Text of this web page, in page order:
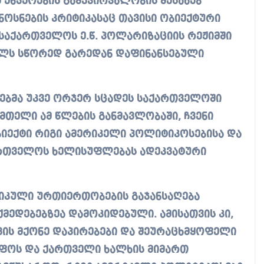
კრიტიკასაც თავისი ობიექტური
ე.წ. პოლარიზაციის რეჟიმში
სწორედ გარედან დაფინანსებული
უკვე ორჯერ სცადეს საქართველოში
ამ წლების განმავლობაში, ჩვენი
რიგი ამერიკელი პოლიტიკოსებისა და
ხელისუფლებას ადეკვატური
ურთიერთობების გაჯანსაღება
დამოკიდებული. ამისათვის კი,
მქონე დაპირებები და შეურაცხმყოფელი
და ქართველი ხალხის მიმართ